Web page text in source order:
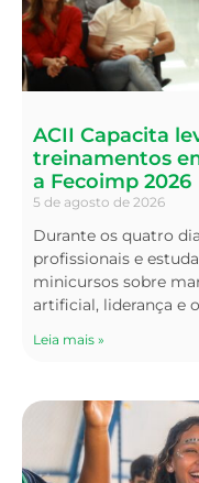
ACII Capacita
treinamentos
a Fecoimp 2026
5 de agosto de 2026
Durante os quatro
profissionais e
minicursos sobre
artificial, liderança e
Leia mais »